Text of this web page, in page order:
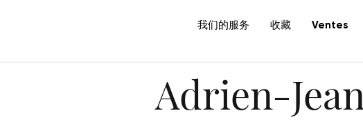
我们的服务 收藏 Ventes
Adrien-